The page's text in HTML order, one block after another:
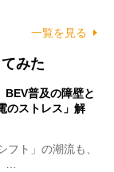
一覧を見る
みた
BEV普及の障壁と
のストレス」解
ト」の潮流も、
…